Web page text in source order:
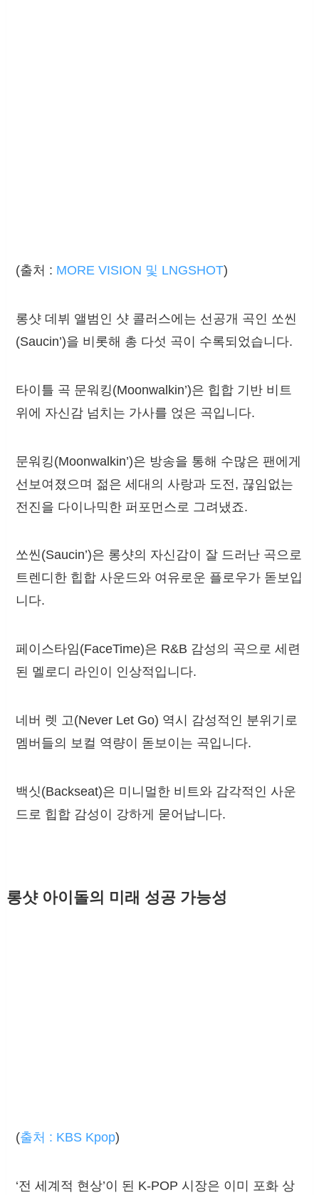
(출처 : MORE VISION 및 LNGSHOT)
롱샷 데뷔 앨범인 샷 콜러스에는 선공개 곡인 쏘씬
(Saucin’)을 비롯해 총 다섯 곡이 수록되었습니다.
타이틀 곡 문워킹(Moonwalkin’)은 힙합 기반 비트
위에 자신감 넘치는 가사를 얹은 곡입니다.
문워킹(Moonwalkin’)은 방송을 통해 수많은 팬에게
선보여졌으며 젊은 세대의 사랑과 도전, 끊임없는
전진을 다이나믹한 퍼포먼스로 그려냈죠.
쏘씬(Saucin’)은 롱샷의 자신감이 잘 드러난 곡으로
트렌디한 힙합 사운드와 여유로운 플로우가 돋보입
니다.
페이스타임(FaceTime)은 R&B 감성의 곡으로 세련
된 멜로디 라인이 인상적입니다.
네버 렛 고(Never Let Go) 역시 감성적인 분위기로
멤버들의 보컬 역량이 돋보이는 곡입니다.
백싯(Backseat)은 미니멀한 비트와 감각적인 사운
드로 힙합 감성이 강하게 묻어납니다.
롱샷 아이돌의 미래 성공 가능성
(출처 : KBS Kpop)
‘전 세계적 현상’이 된 K-POP 시장은 이미 포화 상